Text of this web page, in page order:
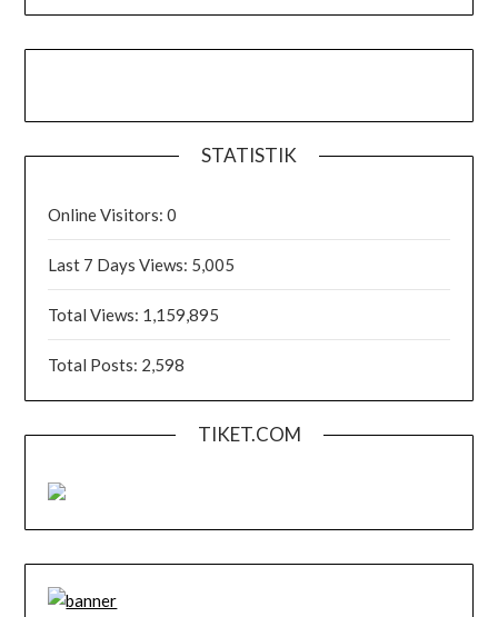
STATISTIK
Online Visitors:0
Last 7 Days Views: 5,005
Total Views: 1,159,895
Total Posts: 2,598
TIKET.COM